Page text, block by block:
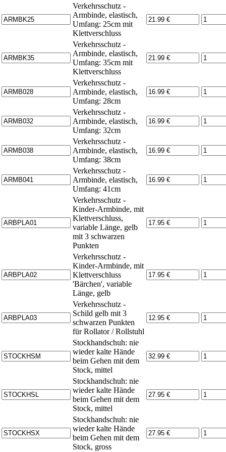
Verkehrsschutz -
Armbinde, elastisch,
Umfang: 25cm mit
Klettverschluss
Verkehrsschutz -
Armbinde, elastisch,
Umfang: 35cm mit
Klettverschluss
Verkehrsschutz -
Armbinde, elastisch,
Umfang: 28cm
Verkehrsschutz -
Armbinde, elastisch,
Umfang: 32cm
Verkehrsschutz -
Armbinde, elastisch,
Umfang: 38cm
Verkehrsschutz -
Armbinde, elastisch,
Umfang: 41cm
Verkehrsschutz -
Kinder-Armbinde, mit
Klettverschluss,
variable Länge, gelb
mit 3 schwarzen
Punkten
Verkehrsschutz -
Kinder-Armbinde, mit
Klettverschluss
'Bärchen', variable
Länge, gelb
Verkehrsschutz -
Schild gelb mit 3
schwarzen Punkten
für Rollator / Rollstuhl
Stockhandschuh: nie
wieder kalte Hände
beim Gehen mit dem
Stock, mittel
Stockhandschuh: nie
wieder kalte Hände
beim Gehen mit dem
Stock, mittel
Stockhandschuh: nie
wieder kalte Hände
beim Gehen mit dem
Stock, gross